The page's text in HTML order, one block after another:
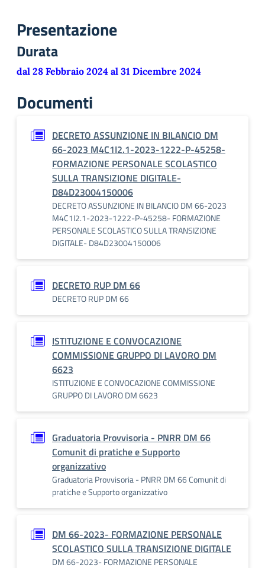
Presentazione
Durata
dal 28 Febbraio 2024 al 31 Dicembre 2024
Documenti
DECRETO ASSUNZIONE IN BILANCIO DM
66-2023 M4C1I2.1-2023-1222-P-45258-
FORMAZIONE PERSONALE SCOLASTICO
SULLA TRANSIZIONE DIGITALE-
D84D23004150006
DECRETO ASSUNZIONE IN BILANCIO DM 66-2023
M4C1I2.1-2023-1222-P-45258- FORMAZIONE
PERSONALE SCOLASTICO SULLA TRANSIZIONE
DIGITALE- D84D23004150006
DECRETO RUP DM 66
DECRETO RUP DM 66
ISTITUZIONE E CONVOCAZIONE
COMMISSIONE GRUPPO DI LAVORO DM
6623
ISTITUZIONE E CONVOCAZIONE COMMISSIONE
GRUPPO DI LAVORO DM 6623
Graduatoria Provvisoria - PNRR DM 66
Comunit di pratiche e Supporto
organizzativo
Graduatoria Provvisoria - PNRR DM 66 Comunit di
pratiche e Supporto organizzativo
DM 66-2023- FORMAZIONE PERSONALE
SCOLASTICO SULLA TRANSIZIONE DIGITALE
DM 66-2023- FORMAZIONE PERSONALE